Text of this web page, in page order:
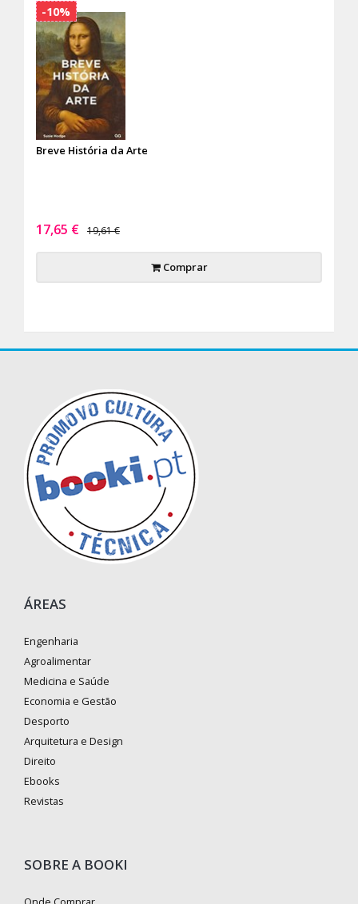
Breve História da Arte
17,65 € 19,61 €
Comprar
-10%
ÁREAS
Engenharia
Agroalimentar
Medicina e Saúde
Economia e Gestão
Desporto
Arquitetura e Design
Direito
Ebooks
Revistas
SOBRE A BOOKI